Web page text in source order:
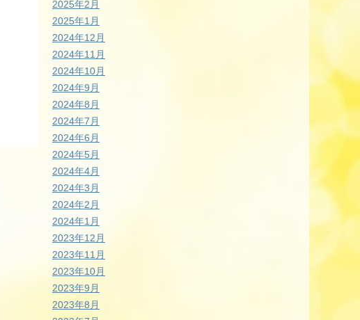
2025年2月
2025年1月
2024年12月
2024年11月
2024年10月
2024年9月
2024年8月
2024年7月
2024年6月
2024年5月
2024年4月
2024年3月
2024年2月
2024年1月
2023年12月
2023年11月
2023年10月
2023年9月
2023年8月